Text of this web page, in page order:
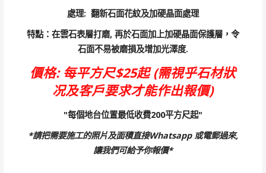
處理: 翻新石面花紋及加硬晶面處理
特點：在雲石表層打磨, 再於石面加上加硬晶面保護層，令
石面不易被磨損及增加光澤度.
價格: 每平方尺$25起 (需視乎石材狀
况及客戶要求才能作出報價)
"每個地台位置最低收費200平方尺起"
*請把需要施工的照片及面積直接Whatsapp 或電郵過來,
讓我們可給予你報價*